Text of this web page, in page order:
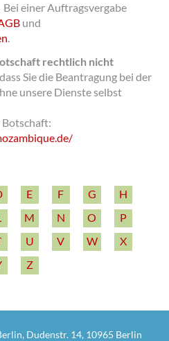
Bei einer Auftragsvergabe
und
.
rechtlich nicht
Sie die Beantragung bei der
unsere Dienste selbst
Botschaft:
E F G
H
M N O
P
U V W
X
Z
Dudenstr. 14, 10965 Berlin